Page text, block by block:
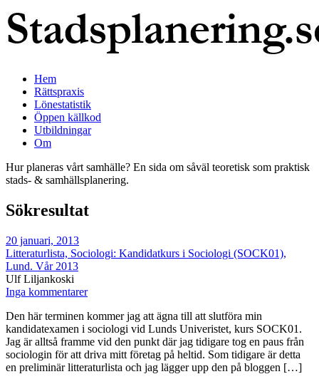
Hem
Rättspraxis
Lönestatistik
Öppen källkod
Utbildningar
Om
Hur planeras vårt samhälle? En sida om såväl teoretisk som praktisk
stads- & samhällsplanering.
Sökresultat
20 januari, 2013
Litteraturlista, Sociologi: Kandidatkurs i Sociologi (SOCK01),
Lund. Vår 2013
Ulf Liljankoski
Inga kommentarer
Den här terminen kommer jag att ägna till att slutföra min
kandidatexamen i sociologi vid Lunds Univeristet, kurs SOCK01.
Jag är alltså framme vid den punkt där jag tidigare tog en paus från
sociologin för att driva mitt företag på heltid. Som tidigare är detta
en preliminär litteraturlista och jag lägger upp den på bloggen […]